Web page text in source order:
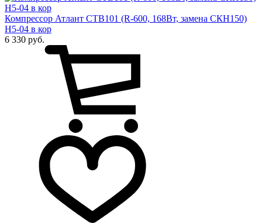
Компрессор Атлант СТВ101 (R-600, 168Вт, замена СКН150)
Н5-04 в кор
6 330 руб.